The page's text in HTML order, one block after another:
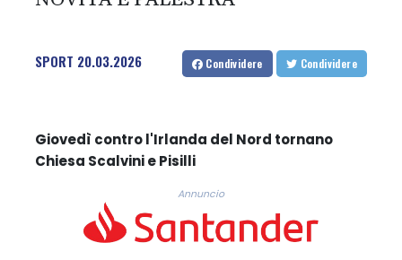
SPORT 20.03.2026 Condividere Condividere
Giovedì contro l'Irlanda del Nord tornano
Chiesa Scalvini e Pisilli
Annuncio